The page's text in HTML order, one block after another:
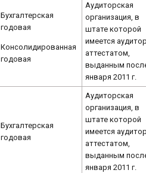
Бухгалтерская
годовая
Консолидированная
годовая
Аудиторская
организация, в
штате которой
имеется
аттестатом,
выданным
января 2011 г.
Бухгалтерская
годовая
Аудиторская
организация, в
штате которой
имеется
аттестатом,
выданным
января 2011 г.